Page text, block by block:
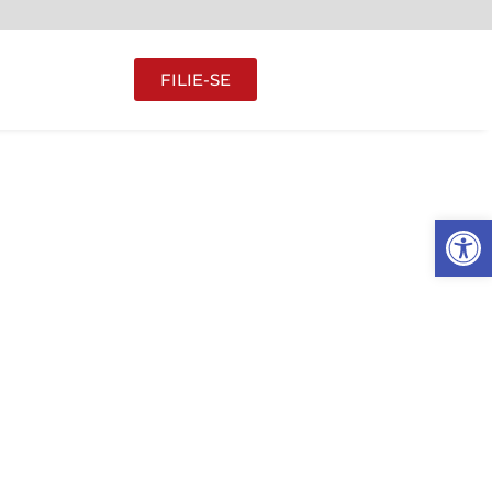
Abrir
FILIE-SE